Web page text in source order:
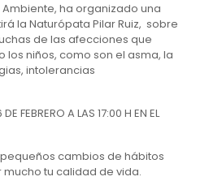
ha organizado una
la Naturópata Pilar Ruiz, sobre
de las afecciones que
niños, como son el asma, la
intolerancias
FEBRERO A LAS 17:00 H EN EL
cambios de hábitos
tu calidad de vida.